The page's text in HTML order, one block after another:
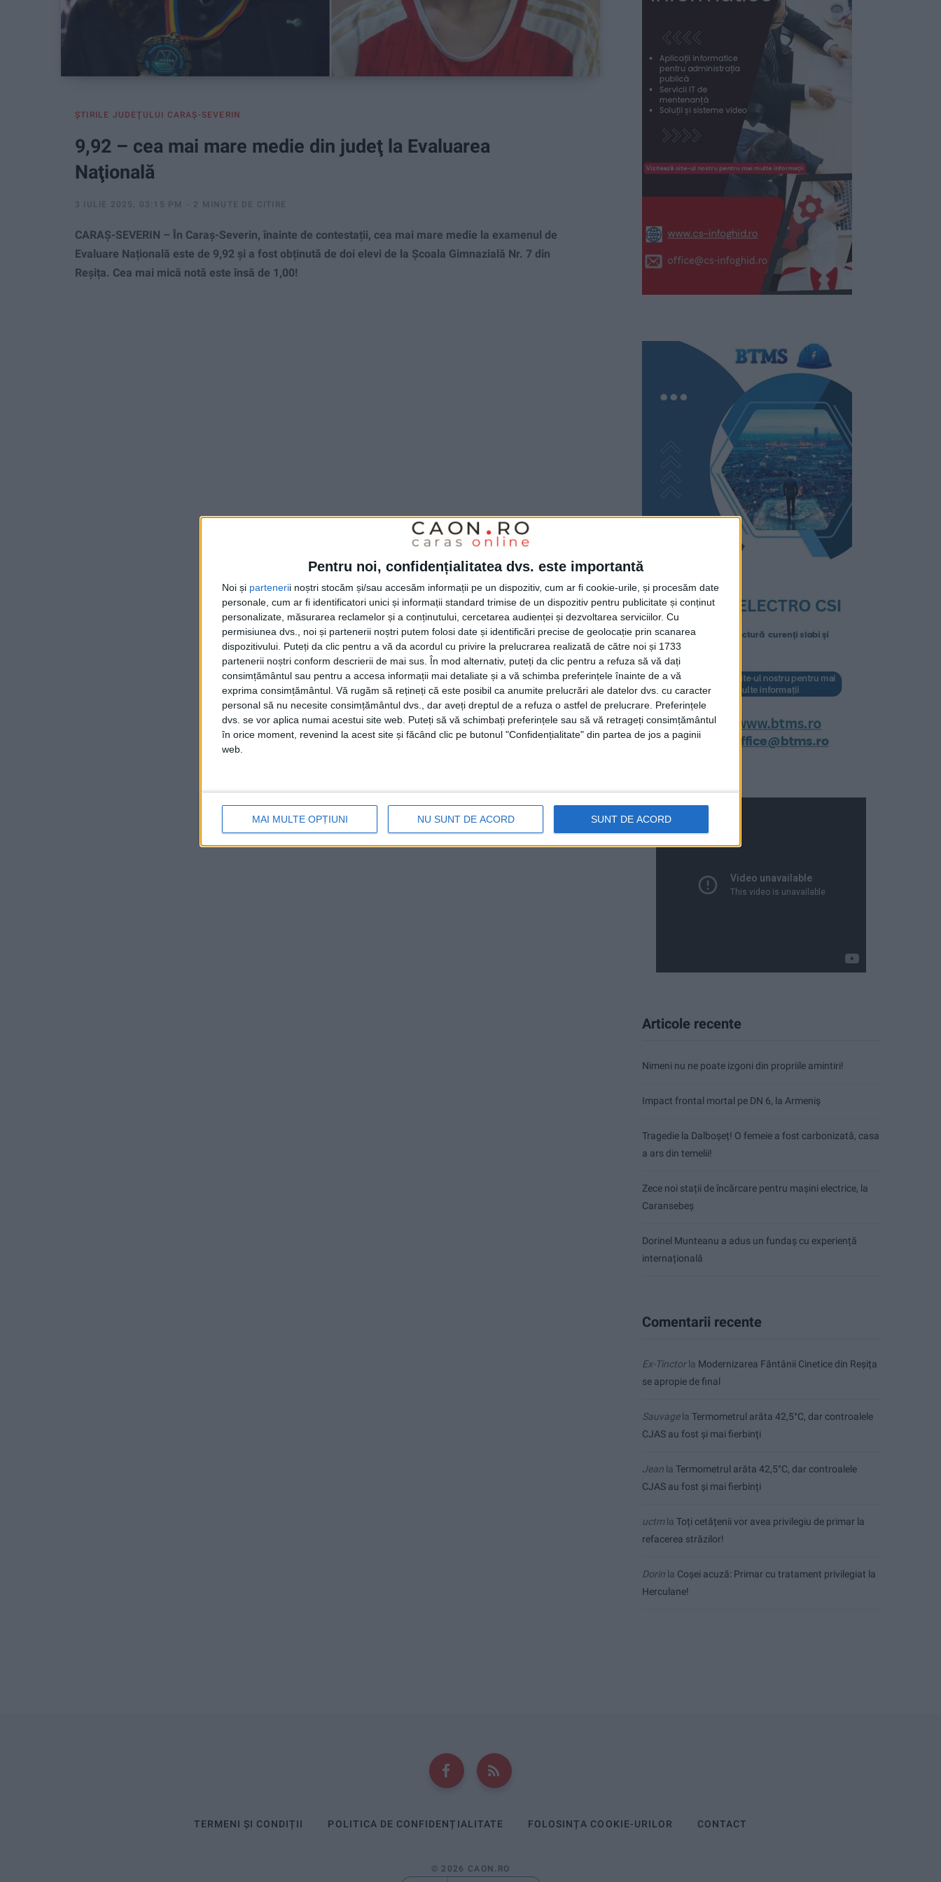
Pentru noi, confidențialitatea dvs. este importantă
Noi și partenerii noștri stocăm și/sau accesăm informații pe un dispozitiv, cum ar fi cookie-urile, și procesăm date
personale, cum ar fi identificatori unici și informații standard trimise de un dispozitiv pentru publicitate și conținut
personalizate, măsurarea reclamelor și a conținutului, cercetarea audienței și dezvoltarea serviciilor. Cu
permisiunea dvs., noi și partenerii noștri putem folosi date și identificări precise de geolocație prin scanarea
dispozitivului. Puteți da clic pentru a vă da acordul cu privire la prelucrarea realizată de către noi și 1733
partenerii noștri conform descrierii de mai sus. În mod alternativ, puteți da clic pentru a refuza să vă dați
consimțământul sau pentru a accesa informații mai detaliate și a vă schimba preferințele înainte de a vă
exprima consimțământul. Vă rugăm să rețineți că este posibil ca anumite prelucrări ale datelor dvs. cu caracter
personal să nu necesite consimțământul dvs., dar aveți dreptul de a refuza o astfel de prelucrare. Preferințele
dvs. se vor aplica numai acestui site web. Puteți să vă schimbați preferințele sau să vă retrageți consimțământul
în orice moment, revenind la acest site și făcând clic pe butonul "Confidențialitate" din partea de jos a paginii
web.
MAI MULTE OPȚIUNI NU SUNT DE ACORD SUNT DE ACORD
ŞTIRILE JUDEŢULUI CARAŞ-SEVERIN
9,92 – cea mai mare medie din judeţ la Evaluarea
Naţională
3 IULIE 2025, 03:15 PM 2 MINUTE DE CITIRE
CARAȘ-SEVERIN – În Caraș-Severin, înainte de contestații, cea mai mare medie la examenul de
Evaluare Națională este de 9,92 și a fost obținută de doi elevi de la Școala Gimnazială Nr. 7 din
Reșița. Cea mai mică notă este însă de 1,00!
Articole recente
Nimeni nu ne poate izgoni din propriile amintiri!
Impact frontal mortal pe DN 6, la Armeniș
Tragedie la Dalboşeț! O femeie a fost carbonizată, casa
a ars din temelii!
Zece noi stații de încărcare pentru mașini electrice, la
Caransebeș
Dorinel Munteanu a adus un fundaș cu experiență
internațională
Comentarii recente
Ex-Tinctorla Modernizarea Fântânii Cinetice din Reșița
se apropie de final
Sauvagela Termometrul arăta 42,5°C, dar controalele
CJAS au fost și mai fierbinți
Jean la Termometrul arăta 42,5°C, dar controalele
CJAS au fost și mai fierbinți
uctmla Toți cetățenii vor avea privilegiu de primar la
refacerea străzilor!
Dorin la Coșei acuză: Primar cu tratament privilegiat la
Herculane!
TERMENI ȘI CONDIȚII POLITICA DE CONFIDENȚIALITATE FOLOSINȚA COOKIE-URILOR CONTACT
© 2026 CAON.RO